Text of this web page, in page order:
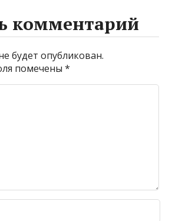
комментарий
будет опубликован.
помечены*